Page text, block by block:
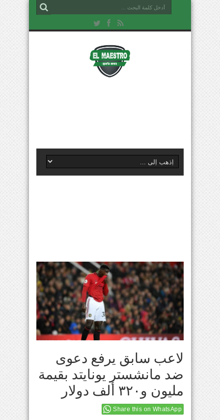
لاعب سابق يرفع دعوى
ضد مانشستر يونايتد بقيمة
مليون و٣٢٠ ألف دولار
Share this on WhatsApp